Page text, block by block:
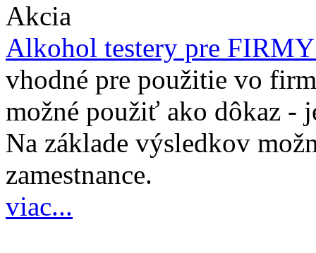
Akcia
Alkohol testery pre
vhodné pre použitie vo
možné použiť ako dôkaz -
Na základe výsledkov
zamestnance.
viac...